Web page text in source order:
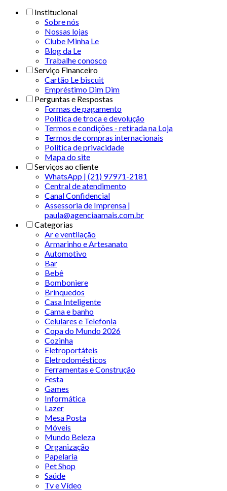
Institucional
Sobre nós
Nossas lojas
Clube Minha Le
Blog da Le
Trabalhe conosco
Serviço Financeiro
Cartão Le biscuit
Empréstimo Dim Dim
Perguntas e Respostas
Formas de pagamento
Política de troca e devolução
Termos e condições - retirada na Loja
Termos de compras internacionais
Politica de privacidade
Mapa do site
Serviços ao cliente
WhatsApp | (21) 97971-2181
Central de atendimento
Canal Confidencial
Assessoria de Imprensa |
paula@agenciaamais.com.br
Categorias
Ar e ventilação
Armarinho e Artesanato
Automotivo
Bar
Bebê
Bomboniere
Brinquedos
Casa Inteligente
Cama e banho
Celulares e Telefonia
Copa do Mundo 2026
Cozinha
Eletroportáteis
Eletrodomésticos
Ferramentas e Construção
Festa
Games
Informática
Lazer
Mesa Posta
Móveis
Mundo Beleza
Organização
Papelaria
Pet Shop
Saúde
Tv e Vídeo